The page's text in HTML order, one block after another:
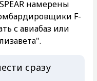
намерены
F-
с авиабаз или
сразу